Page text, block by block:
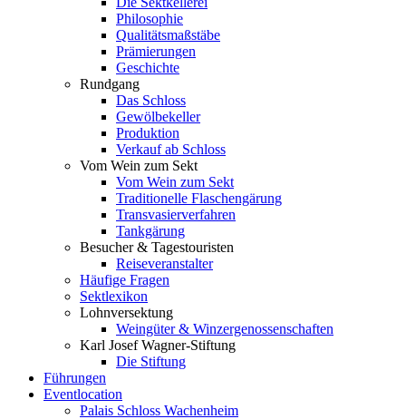
Philosophie
Qualitätsmaßstäbe
Prämierungen
Geschichte
Rundgang
Das Schloss
Gewölbekeller
Produktion
Verkauf ab Schloss
Vom Wein zum Sekt
Vom Wein zum Sekt
Traditionelle Flaschengärung
Transvasierverfahren
Tankgärung
Besucher & Tagestouristen
Reiseveranstalter
Häufige Fragen
Sektlexikon
Lohnversektung
Weingüter & Winzergenossenschaften
Karl Josef Wagner-Stiftung
Die Stiftung
Führungen
Eventlocation
Palais Schloss Wachenheim